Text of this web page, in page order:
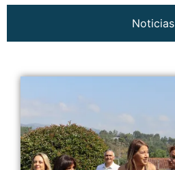
Noticias